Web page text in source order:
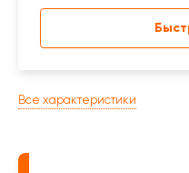
Все характеристики